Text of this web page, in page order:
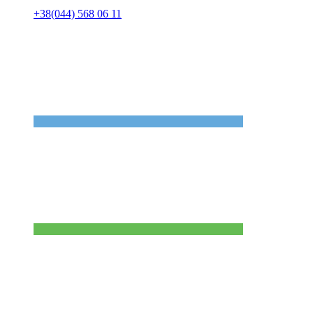
+38(044) 568 06 11